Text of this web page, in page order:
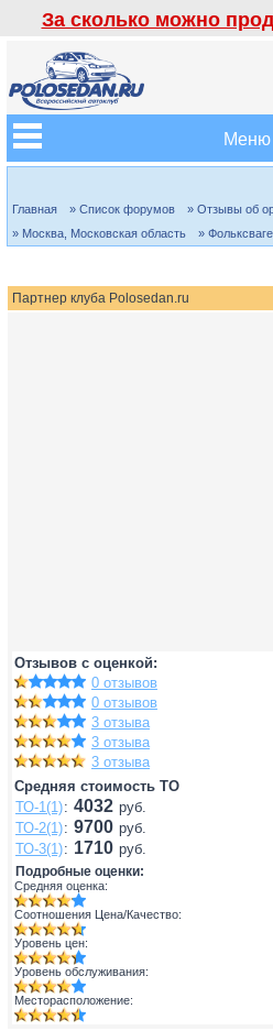
За сколько можно
Меню
Главная » Список форумов
» Отзывы об
» Москва, Московская область
»
Партнер клуба Polosedan.ru
Отзывов с оценкой:
0 отзывов
0 отзывов
3 отзыва
3 отзыва
3 отзыва
Средняя стоимость ТО
ТО-1(1): 4032 руб.
ТО-2(1): 9700 руб.
ТО-3(1): 1710 руб.
Подробные оценки:
Средняя оценка:
Соотношения Цена/Качество:
Уровень цен:
Уровень обслуживания:
Месторасположение: